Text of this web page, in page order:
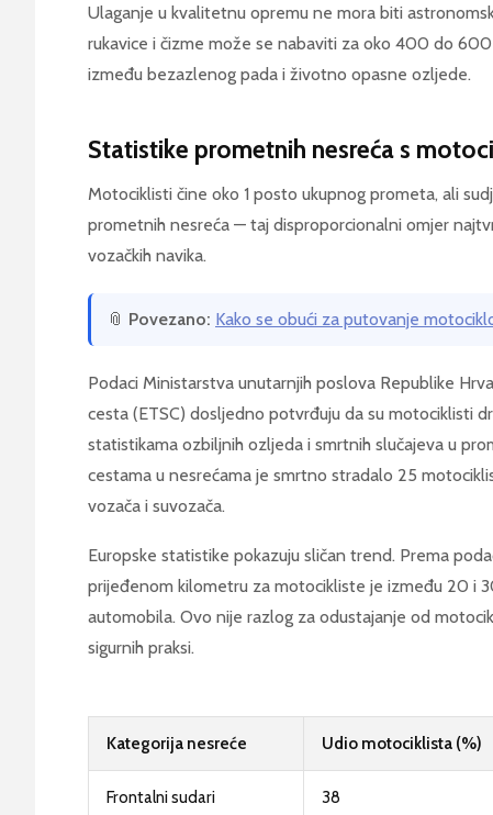
Ulaganje u kvalitetnu opremu ne mora biti
rukavice i čizme može se nabaviti za oko 400 do
između bezazlenog pada i životno opasne ozljede.
Statistike prometnih nesreća s
Motociklisti čine oko 1 posto ukupnog prometa, ali
prometnih nesreća — taj disproporcionalni omjer
vozačkih navika.
📎 Povezano: Kako se obući za putovanje
Podaci Ministarstva unutarnjih poslova Republike
cesta (ETSC) dosljedno potvrđuju da su motociklisti
statistikama ozbiljnih ozljeda i smrtnih slučajeva u
cestama u nesrećama je smrtno stradalo 25
vozača i suvozača.
Europske statistike pokazuju sličan trend. Prema
prijeđenom kilometru za motocikliste je između 20 i
automobila. Ovo nije razlog za odustajanje od
sigurnih praksi.
Kategorija nesreće Udio motociklista (%)
Frontalni sudari 38